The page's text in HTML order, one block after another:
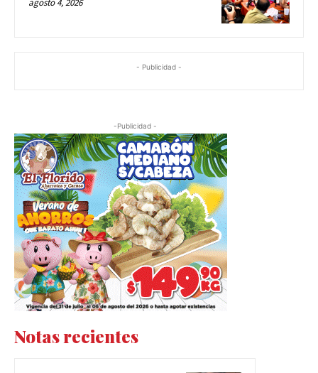
agosto 4, 2026
- Publicidad -
-Publicidad -
Notas recientes